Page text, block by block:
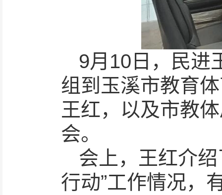
9月10日，民进
组到玉溪市教育
王红，以及市教
会。
会上，王红介
行动”工作情况，